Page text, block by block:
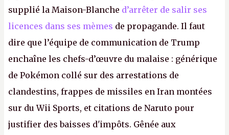
supplié la Maison-Blanche d’arrêter de salir ses
licences dans ses mèmes de propagande. Il faut
dire que l’équipe de communication de Trump
enchaîne les chefs-d’œuvre du malaise : générique
de Pokémon collé sur des arrestations de
clandestins, frappes de missiles en Iran montées
sur du Wii Sports, et citations de Naruto pour
justifier des baisses d'impôts. Gênée aux